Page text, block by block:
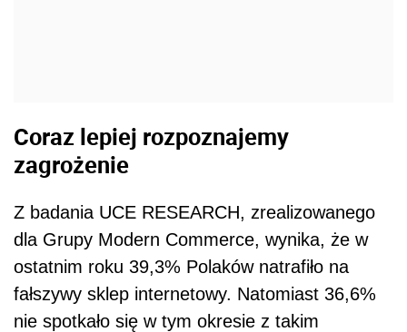
Coraz lepiej rozpoznajemy
zagrożenie
Z badania UCE RESEARCH, zrealizowanego
dla Grupy Modern Commerce, wynika, że w
ostatnim roku 39,3% Polaków natrafiło na
fałszywy sklep internetowy. Natomiast 36,6%
nie spotkało się w tym okresie z takim